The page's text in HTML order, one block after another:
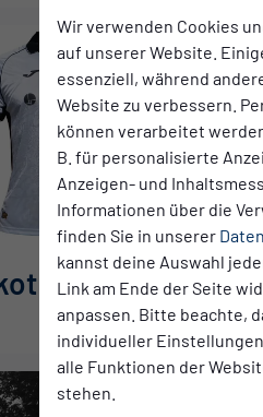
Wir verwenden Cookies
auf unserer Website.
essenziell, während
Website zu verbessern.
können verarbeitet werden
B. für personalisierte
Anzeigen- und
Informationen über die
finden Sie in unserer
kannst deine Auswahl
Link am Ende der Seite
anpassen. Bitte beachte,
individueller
alle Funktionen der
stehen.
03 x St. Pauli